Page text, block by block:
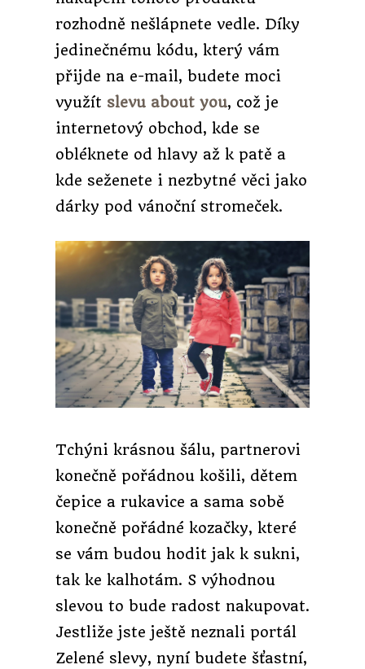
rozhodně nešlápnete vedle. Díky
jedinečnému kódu, který vám
přijde na e-mail, budete moci
využít slevu about you, což je
internetový obchod, kde se
obléknete od hlavy až k patě a
kde seženete i nezbytné věci jako
dárky pod vánoční stromeček.
Tchýni krásnou šálu, partnerovi
konečně pořádnou košili, dětem
čepice a rukavice a sama sobě
konečně pořádné kozačky, které
se vám budou hodit jak k sukni,
tak ke kalhotám. S výhodnou
slevou to bude radost nakupovat.
Jestliže jste ještě neznali portál
Zelené slevy, nyní budete šťastní,